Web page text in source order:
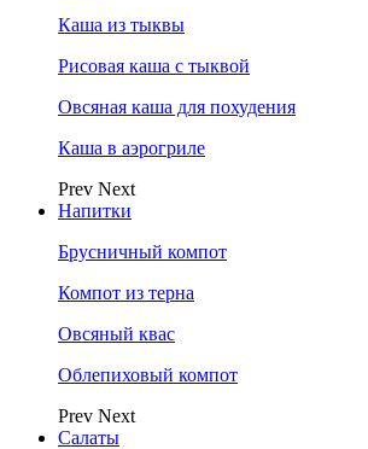
Каша из тыквы
Рисовая каша с тыквой
Овсяная каша для похудения
Каша в аэрогриле
Prev Next
Напитки
Брусничный компот
Компот из терна
Овсяный квас
Облепиховый компот
Prev Next
Салаты